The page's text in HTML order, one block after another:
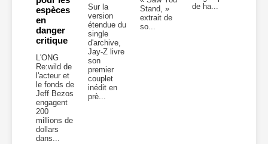
espèces
en
danger
critique
L'ONG
Re:wild de
l'acteur et
le fonds de
Jeff Bezos
engagent
200
millions de
dollars
dans...
Sur la
version
étendue du
single
d'archive,
Jay-Z livre
son
premier
couplet
inédit en
prè...
Stand, »
extrait de
so...
de ha...